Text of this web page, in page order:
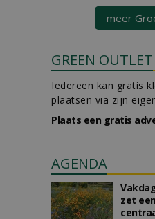
meer
GREEN OUTLET
Iedereen kan gratis
plaatsen via zijn
Plaats een gratis
AGENDA
zet